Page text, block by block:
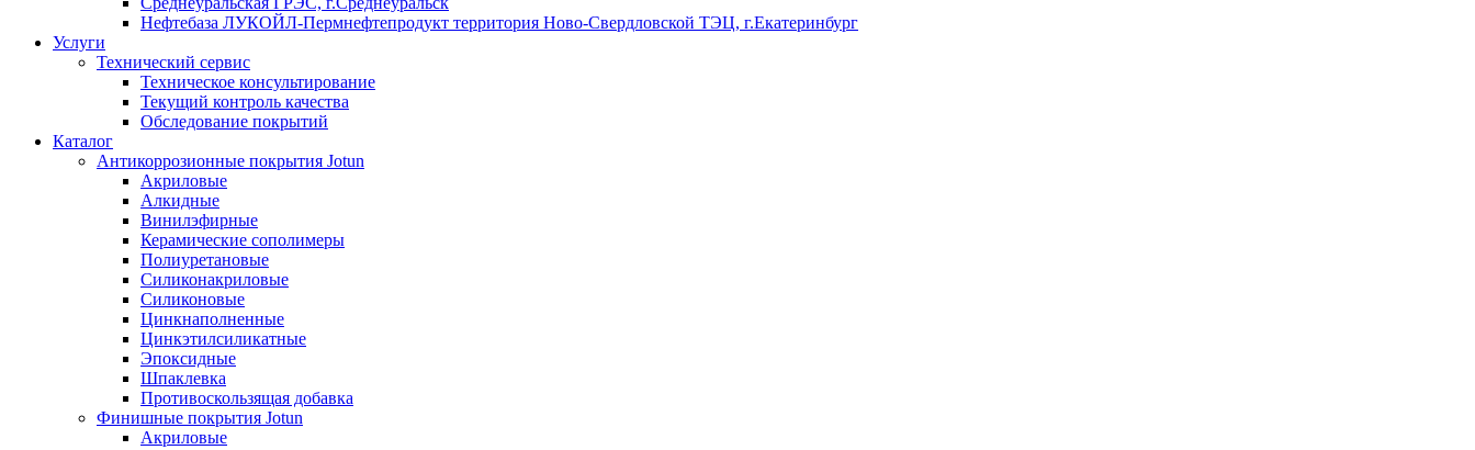
Нефтебаза ЛУКОЙЛ-Пермнефтепродукт территория Ново-Свердловской ТЭЦ, г.Екатеринбург
Услуги
Технический сервис
Техническое консультирование
Текущий контроль качества
Обследование покрытий
Каталог
Антикоррозионные покрытия Jotun
Акриловые
Алкидные
Винилэфирные
Керамические сополимеры
Полиуретановые
Силиконакриловые
Силиконовые
Цинкнаполненные
Цинкэтилсиликатные
Эпоксидные
Шпаклевка
Противоскользящая добавка
Финишные покрытия Jotun
Акриловые